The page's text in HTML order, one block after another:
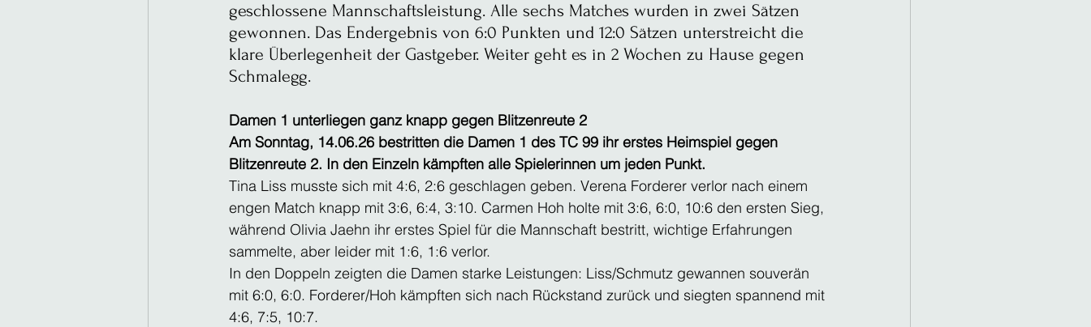
geschlossene Mannschaftsleistung. Alle sechs Matches wurden in zwei Sätzen
gewonnen. Das Endergebnis von 6:0 Punkten und 12:0 Sätzen unterstreicht die
klare Überlegenheit der Gastgeber. Weiter geht es in 2 Wochen zu Hause gegen
Schmalegg.
Damen 1 unterliegen ganz knapp gegen Blitzenreute 2
Am Sonntag, 14.06.26 bestritten die Damen 1 des TC 99 ihr erstes Heimspiel gegen
Blitzenreute 2. In den Einzeln kämpften alle Spielerinnen um jeden Punkt.
Tina Liss musste sich mit 4:6, 2:6 geschlagen geben. Verena Forderer verlor nach einem
engen Match knapp mit 3:6, 6:4, 3:10. Carmen Hoh holte mit 3:6, 6:0, 10:6 den ersten Sieg,
während Olivia Jaehn ihr erstes Spiel für die Mannschaft bestritt, wichtige Erfahrungen
sammelte, aber leider mit 1:6, 1:6 verlor.
In den Doppeln zeigten die Damen starke Leistungen: Liss/Schmutz gewannen souverän
mit 6:0, 6:0. Forderer/Hoh kämpften sich nach Rückstand zurück und siegten spannend mit
4:6, 7:5, 10:7.